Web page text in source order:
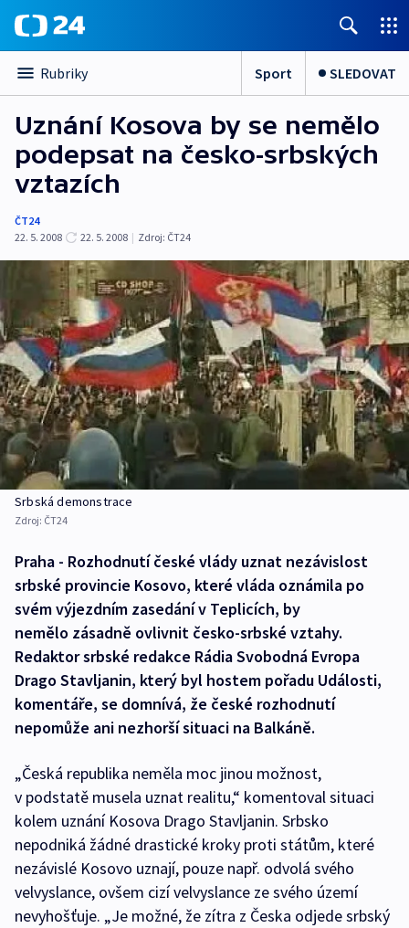
Rubriky Sport SLEDOVAT
Uznání Kosova by se nemělo
podepsat na česko-srbských
vztazích
ČT24
22. 5. 2008
22. 5. 2008 | Zdroj: ČT24
Srbská demonstrace
Zdroj: ČT24
Praha - Rozhodnutí české vlády uznat nezávislost
srbské provincie Kosovo, které vláda oznámila po
svém výjezdním zasedání v Teplicích, by
nemělo zásadně ovlivnit česko-srbské vztahy.
Redaktor srbské redakce Rádia Svobodná Evropa
Drago Stavljanin, který byl hostem pořadu Události,
komentáře, se domnívá, že české rozhodnutí
nepomůže ani nezhorší situaci na Balkáně.
„Česká republika neměla moc jinou možnost,
v podstatě musela uznat realitu,“ komentoval situaci
kolem uznání Kosova Drago Stavljanin. Srbsko
nepodniká žádné drastické kroky proti státům, které
nezávislé Kosovo uznají, pouze např. odvolá svého
velvyslance, ovšem cizí velvyslance ze svého území
nevyhošťuje. „Je možné, že zítra z Česka odjede srbský